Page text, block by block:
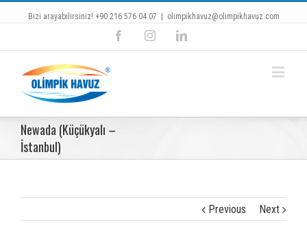
Bizi arayabilirsiniz! +90 216 576 04 07 olimpikhavuz@olimpikhavuz.com
FacebookInstagramLinkedin
Newada (Küçükyalı –
İstanbul)
Previous Next